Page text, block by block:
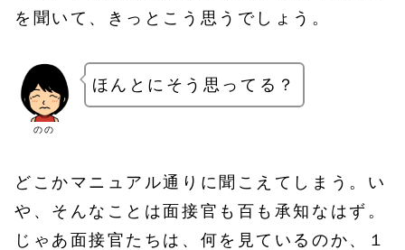
を聞いて、きっとこう思うでしょう。
のの
ほんとにそう思ってる？
どこかマニュアル通りに聞こえてしまう。い
や、そんなことは面接官も百も承知なはず。
じゃあ面接官たちは、何を見ているのか、１